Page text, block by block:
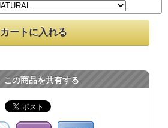
この商品を共有する